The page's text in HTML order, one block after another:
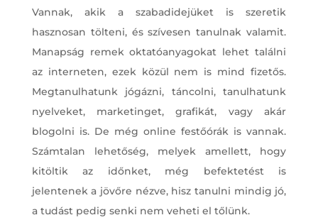
Vannak, akik a szabadidejüket is szeretik
hasznosan tölteni, és szívesen tanulnak valamit.
Manapság remek oktatóanyagokat lehet találni
az interneten, ezek közül nem is mind fizetős.
Megtanulhatunk jógázni, táncolni, tanulhatunk
nyelveket, marketinget, grafikát, vagy akár
blogolni is. De még online festőórák is vannak.
Számtalan lehetőség, melyek amellett, hogy
kitöltik az időnket, még befektetést is
jelentenek a jövőre nézve, hisz tanulni mindig jó,
a tudást pedig senki nem veheti el tőlünk.